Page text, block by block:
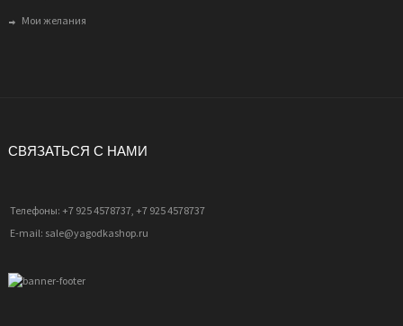
Мои желания
СВЯЗАТЬСЯ С НАМИ
Телефоны: +7 925 4578737, +7 925 4578737
E-mail: sale@yagodkashop.ru